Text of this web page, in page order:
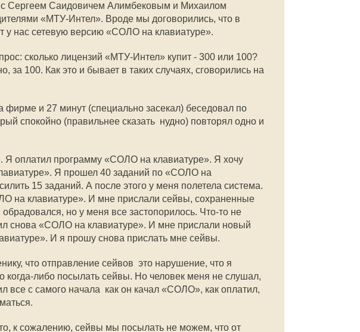
с Сергеем Саидовичем Алимбековым и Михаилом
«МТУ-Интел». Вроде мы договорились, что в
у нас сетевую версию «СОЛО на клавиатуре».
сколько лицензий «МТУ-Интел» купит - 300 или 100?
за 100. Как это и бывает в таких случаях, сговорились на
фирме и 27 минут (специально засекал) беседовал по
спокойно (правильнее сказать  нудно) повторял одно и
Я оплатил программу «СОЛО на клавиатуре». Я хочу
Я прошел 40 заданий по «СОЛО на
15 заданий. А после этого у меня полетела система.
на клавиатуре». И мне прислали сейвы, сохраненные
но у меня все застопорилось. Что-то не
снова «СОЛО на клавиатуре». И мне прислали новый
И я прошу снова прислать мне сейвы.
что отправление сейвов  это нарушение, что я
когда-либо посылать сейвы. Но человек меня не слушал,
с самого начала  как он качал «СОЛО», как оплатил,
к сожалению, сейвы мы посылать не можем, что от